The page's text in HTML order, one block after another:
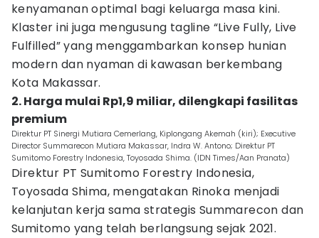
kenyamanan optimal bagi keluarga masa kini.
Klaster ini juga mengusung tagline “Live Fully, Live
Fulfilled” yang menggambarkan konsep hunian
modern dan nyaman di kawasan berkembang
Kota Makassar.
2. Harga mulai Rp1,9 miliar, dilengkapi fasilitas
premium
Direktur PT Sinergi Mutiara Cemerlang, Kiplongang Akemah (kiri); Executive
Director Summarecon Mutiara Makassar, Indra W. Antono; Direktur PT
Sumitomo Forestry Indonesia, Toyosada Shima. (IDN Times/Aan Pranata)
Direktur PT Sumitomo Forestry Indonesia,
Toyosada Shima, mengatakan Rinoka menjadi
kelanjutan kerja sama strategis Summarecon dan
Sumitomo yang telah berlangsung sejak 2021.